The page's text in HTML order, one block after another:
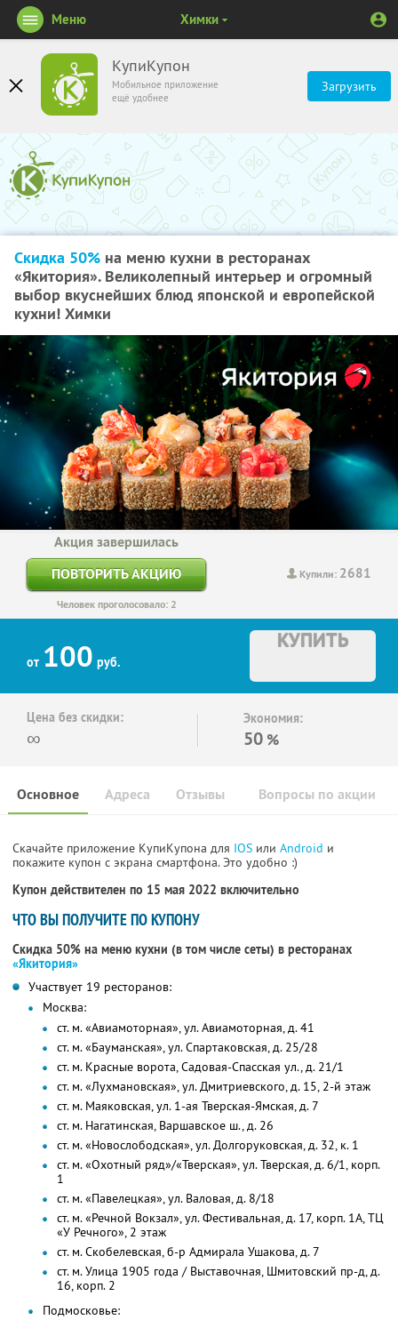
КупиКупон
Мобильное приложение
ещё удобнее
Загрузить
Меню Химки
Скидка 50% на меню кухни в ресторанах
«Якитория». Великолепный интерьер и огромный
выбор вкуснейших блюд японской и европейской
кухни! Химки
Купили: 2681
Акция завершилась
ПОВТОРИТЬ АКЦИЮ
Человек проголосовало: 2
от 100 руб.
КУПИТЬ
Цена без скидки:
∞
Экономия:
50 %
Основное Отзывы Вопросы по акции
Адреса
Скачайте приложение КупиКупона для IOS или Android и
покажите купон с экрана смартфона. Это удобно :)
Купон действителен по 15 мая 2022 включительно
ЧТО ВЫ ПОЛУЧИТЕ ПО КУПОНУ
Скидка 50% на меню кухни (в том числе сеты) в ресторанах
«Якитория»
Участвует 19 ресторанов:
Москва:
ст. м. «Авиамоторная», ул. Авиамоторная, д. 41
ст. м. «Бауманская», ул. Спартаковская, д. 25/28
ст. м. Красные ворота, Садовая-Спасская ул., д. 21/1
ст. м. «Лухмановская», ул. Дмитриевского, д. 15, 2-й этаж
ст. м. Маяковская, ул. 1-ая Тверская-Ямская, д. 7
ст. м. Нагатинская, Варшавское ш., д. 26
ст. м. «Новослободская», ул. Долгоруковская, д. 32, к. 1
ст. м. «Охотный ряд»/«Тверская», ул. Тверская, д. 6/1, корп.
1
ст. м. «Павелецкая», ул. Валовая, д. 8/18
ст. м. «Речной Вокзал», ул. Фестивальная, д. 17, корп. 1А, ТЦ
«У Речного», 2 этаж
ст. м. Скобелевская, б-р Адмирала Ушакова, д. 7
ст. м. Улица 1905 года / Выставочная, Шмитовский пр-д, д.
16, корп. 2
Подмосковье: